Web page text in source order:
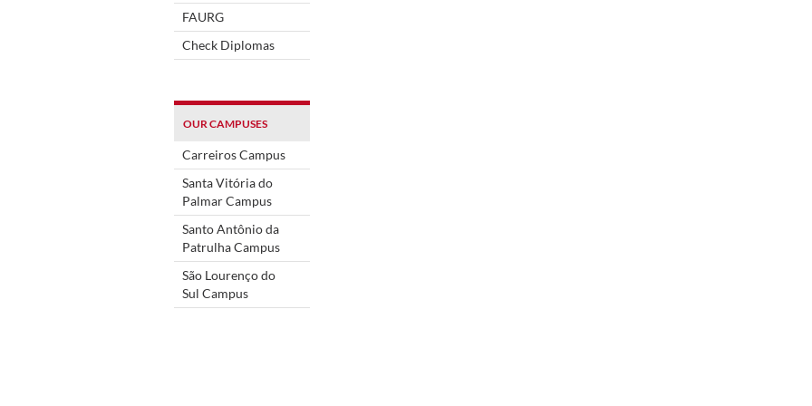
FAURG
Check Diplomas
OUR CAMPUSES
Carreiros Campus
Santa Vitória do
Palmar Campus
Santo Antônio da
Patrulha Campus
São Lourenço do
Sul Campus